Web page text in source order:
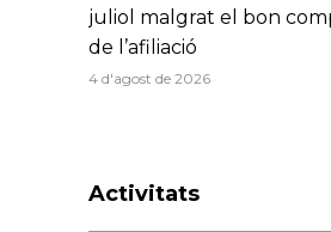
juliol malgrat el bon
de l’afiliació
4 d'agost de 2026
Activitats